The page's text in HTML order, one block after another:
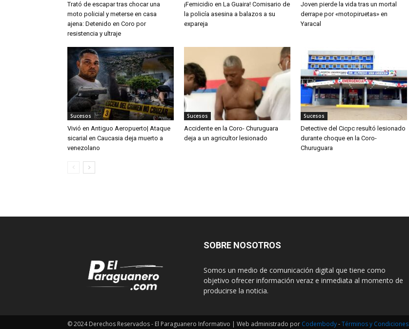
Trató de escapar tras chocar una
moto policial y meterse en casa
ajena: Detenido en Coro por
resistencia y ultraje
¡Femicidio en La Guaira! Comisario de
la policía asesina a balazos a su
expareja
Joven pierde la vida tras un mortal
derrape por «motopiruetas» en
Yaracal
Sucesos
Vivió en Antiguo Aeropuerto| Ataque
sicarial en Caucasia deja muerto a
venezolano
Sucesos
Accidente en la Coro- Churuguara
deja a un agricultor lesionado
Sucesos
Detective del Cicpc resultó lesionado
durante choque en la Coro-
Churuguara
SOBRE NOSOTROS
Somos un medio de comunicación digital que tiene como
objetivo ofrecer información veraz e inmediata al momento de
producirse la noticia.
© 2024 Derechos Reservados - El Paraguanero Informativo | Web administrado por Codembody-Términos y Condiciones